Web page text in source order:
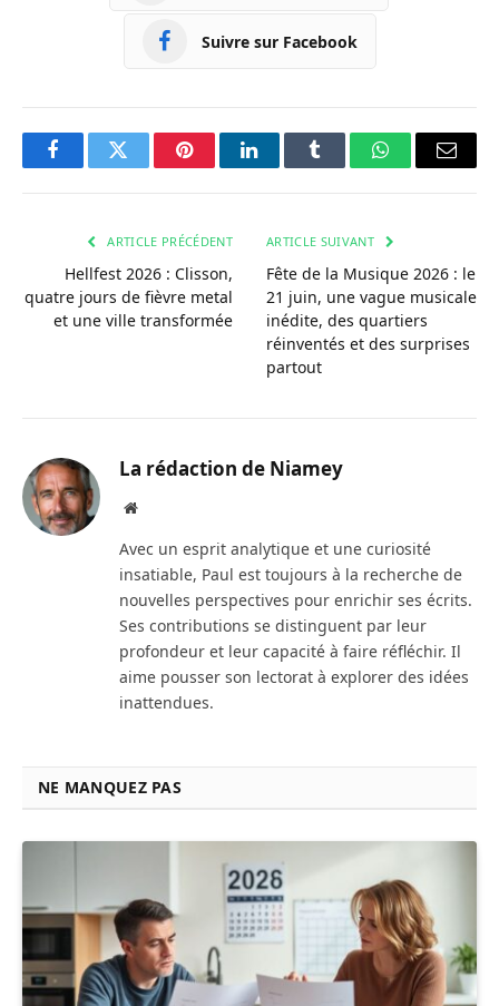
Suivre sur Facebook
FacebookTwitter PinterestLinkedInTumblr WhatsApp
ARTICLE PRÉCÉDENT
Hellfest 2026 : Clisson,
quatre jours de fièvre metal
et une ville transformée
ARTICLE SUIVANT
Fête de la Musique 2026 : le
21 juin, une vague musicale
inédite, des quartiers
réinventés et des surprises
partout
La rédaction de Niamey
Site
Avec un esprit analytique et une curiosité
insatiable, Paul est toujours à la recherche de
nouvelles perspectives pour enrichir ses écrits.
Ses contributions se distinguent par leur
profondeur et leur capacité à faire réfléchir. Il
aime pousser son lectorat à explorer des idées
inattendues.
NE MANQUEZ PAS